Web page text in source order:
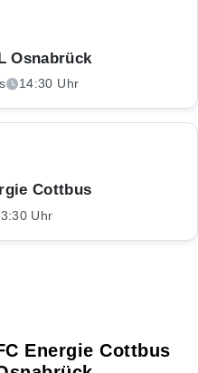
Osnabrück
14:30 Uhr
Cottbus
Uhr
Energie Cottbus